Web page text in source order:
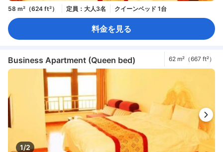
58 m²（624 ft²） 定員：大人3名 クイーンベッド 1台
料金を見る
Business Apartment (Queen bed) 62 m²（667 ft²）
1/2